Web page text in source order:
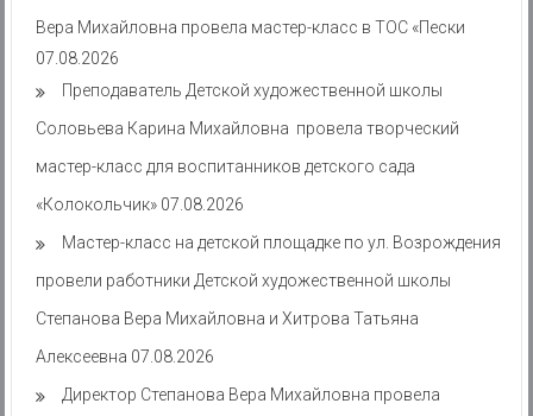
Вера Михайловна провела мастер-класс в ТОС «Пески
07.08.2026
Преподаватель Детской художественной школы
Соловьева Карина Михайловна провела творческий
мастер-класс для воспитанников детского сада
«Колокольчик» 07.08.2026
Мастер-класс на детской площадке по ул. Возрождения
провели работники Детской художественной школы
Степанова Вера Михайловна и Хитрова Татьяна
Алексеевна 07.08.2026
Директор Степанова Вера Михайловна провела